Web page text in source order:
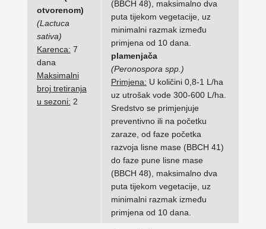
otvorenom)
(Lactuca
sativa)
Karenca: 7
dana
Maksimalni
broj tretiranja
u sezoni: 2
(BBCH 48), maksimalno dva
puta tijekom vegetacije, uz
minimalni razmak između
primjena od 10 dana.
plamenjača
(Peronospora spp.)
Primjena: U količini 0,8-1 L/ha
uz utrošak vode 300-600 L/ha.
Sredstvo se primjenjuje
preventivno ili na početku
zaraze, od faze početka
razvoja lisne mase (BBCH 41)
do faze pune lisne mase
(BBCH 48), maksimalno dva
puta tijekom vegetacije, uz
minimalni razmak između
primjena od 10 dana.